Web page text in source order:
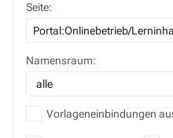
Seite:
Namensraum:
alle
Vorlageneinbindungen